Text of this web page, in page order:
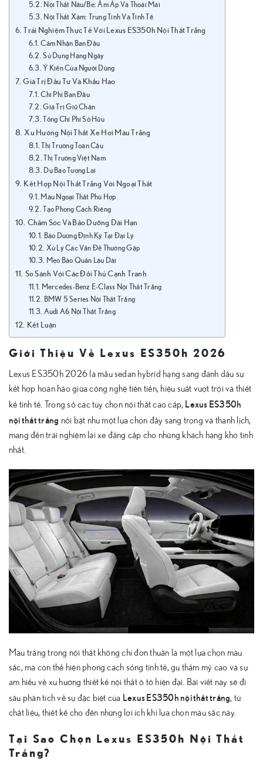
Nội Thất Nâu/Be: Ấm Áp Và Thoải Mái
Nội Thất Xám: Trung Tính Và Tinh Tế
Trải Nghiệm Thực Tế Với Lexus ES350h Nội Thất Trắng
Cảm Nhận Ban Đầu
Sử Dụng Hàng Ngày
Ý Kiến Của Người Dùng
Giá Trị Đầu Tư Và Khấu Hao
Chi Phí Ban Đầu
Giá Trị Giữ Chân
Tổng Chi Phí Sở Hữu
Xu Hướng Nội Thất Xe Hơi Màu Trắng
Thị Trường Toàn Cầu
Thị Trường Việt Nam
Dự Báo Tương Lai
Kết Hợp Nội Thất Trắng Với Ngoại Thất
Màu Ngoại Thất Phù Hợp
Tạo Phong Cách Riêng
Chăm Sóc Và Bảo Dưỡng Dài Hạn
Bảo Dưỡng Định Kỳ Tại Đại Lý
Xử Lý Các Vấn Đề Thường Gặp
Mẹo Bảo Quản Lâu Dài
So Sánh Với Các Đối Thủ Cạnh Tranh
Mercedes-Benz E-Class Nội Thất Trắng
BMW 5 Series Nội Thất Trắng
Audi A6 Nội Thất Trắng
Kết Luận
Giới Thiệu Về Lexus ES350h 2026
Lexus ES350h 2026 là mẫu sedan hybrid hạng sang đánh dấu sự
kết hợp hoàn hảo giữa công nghệ tiên tiến, hiệu suất vượt trội và thiết
kế tinh tế. Trong số các tùy chọn nội thất cao cấp, Lexus ES350h
nội thất trắng nổi bật như một lựa chọn đầy sang trọng và thanh lịch,
mang đến trải nghiệm lái xe đẳng cấp cho những khách hàng khó tính
nhất.
Màu trắng trong nội thất không chỉ đơn thuần là một lựa chọn màu
sắc, mà còn thể hiện phong cách sống tinh tế, gu thẩm mỹ cao và sự
am hiểu về xu hướng thiết kế nội thất ô tô hiện đại. Bài viết này sẽ đi
sâu phân tích về sự đặc biệt của Lexus ES350h nội thất trắng, từ
chất liệu, thiết kế cho đến những lợi ích khi lựa chọn màu sắc này.
Tại Sao Chọn Lexus ES350h Nội Thất
Trắng?